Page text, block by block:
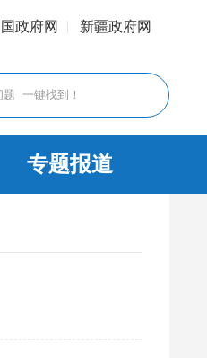
政府网 新疆政府网
专题报道